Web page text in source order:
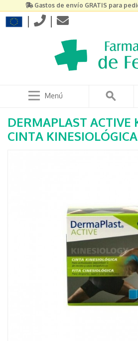
Gastos de envío GRATIS para
| |
Menú
DERMAPLAST ACTIVE
CINTA